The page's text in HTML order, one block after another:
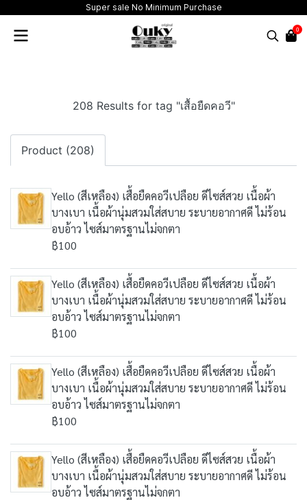
Super sale No Minimum Purchase
0
208 Results for tag "เสื้อยืดคอวี"
Product (208)
Yello (สีเหลือง) เสื้อยืดคอวีเปลือย ดีไซส์สวย เนื้อผ้า
บางเบา เนื้อผ้านุ่มสวมใส่สบาย ระบายอากาศดี ไม่ร้อน
อบอ้าว ไซส์มาตรฐานไม่จกตา
฿100
Yello (สีเหลือง) เสื้อยืดคอวีเปลือย ดีไซส์สวย เนื้อผ้า
บางเบา เนื้อผ้านุ่มสวมใส่สบาย ระบายอากาศดี ไม่ร้อน
อบอ้าว ไซส์มาตรฐานไม่จกตา
฿100
Yello (สีเหลือง) เสื้อยืดคอวีเปลือย ดีไซส์สวย เนื้อผ้า
บางเบา เนื้อผ้านุ่มสวมใส่สบาย ระบายอากาศดี ไม่ร้อน
อบอ้าว ไซส์มาตรฐานไม่จกตา
฿100
Yello (สีเหลือง) เสื้อยืดคอวีเปลือย ดีไซส์สวย เนื้อผ้า
บางเบา เนื้อผ้านุ่มสวมใส่สบาย ระบายอากาศดี ไม่ร้อน
อบอ้าว ไซส์มาตรฐานไม่จกตา